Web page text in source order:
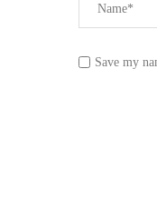
Save my